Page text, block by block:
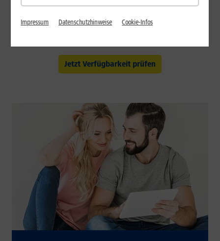
Jetzt Verfügbarkeit prüfen
Impressum Datenschutzhinweise Cookie-Infos